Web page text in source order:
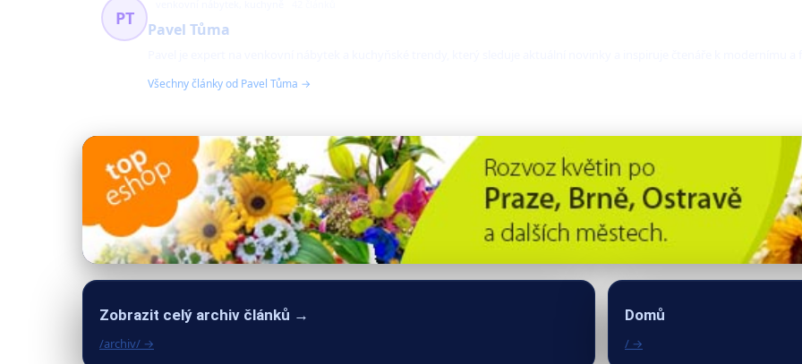
PT
Pavel Tůma
Všechny články od Pavel Tůma →
Zobrazit celý archiv článků →
/archiv/ →
Domů
/ →